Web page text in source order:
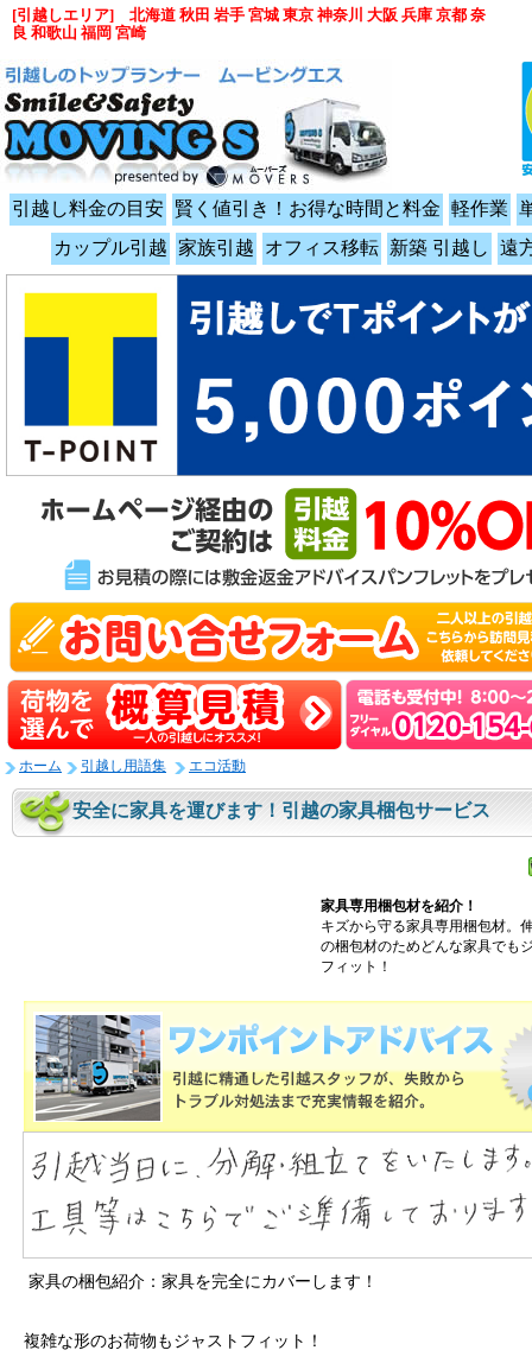
引越し料金の目安 賢く値引き！お得な時間と料金 軽作業
カップル引越 家族引越 オフィス移転 新築 引越し 遠
ホーム 引越し用語集 エコ活動
安全に家具を運びます！引越の家具梱包サービス
家具専用梱包材を紹介！
キズから守る家具専用梱包材。
の梱包材のためどんな家具でも
フィット！
家具の梱包紹介：家具を完全にカバーします！
複雑な形のお荷物もジャストフィット！
[引越しエリア] 北海道 秋田 岩手 宮城 東京 神奈川 大阪 兵庫 京都 奈
良 和歌山 福岡 宮崎